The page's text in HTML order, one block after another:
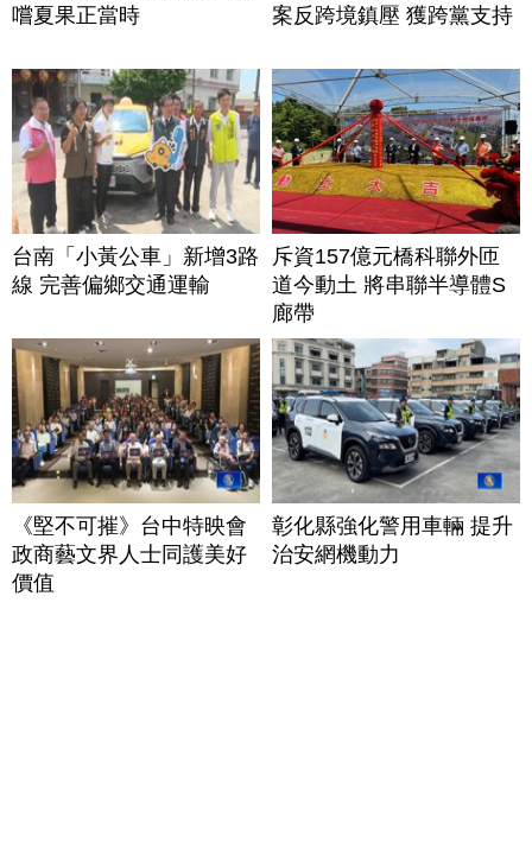
嚐夏果正當時
案反跨境鎮壓 獲跨黨支持
台南「小黃公車」新增3路
線 完善偏鄉交通運輸
斥資157億元橋科聯外匝
道今動土 將串聯半導體S
廊帶
《堅不可摧》台中特映會
政商藝文界人士同護美好
價值
彰化縣強化警用車輛 提升
治安網機動力